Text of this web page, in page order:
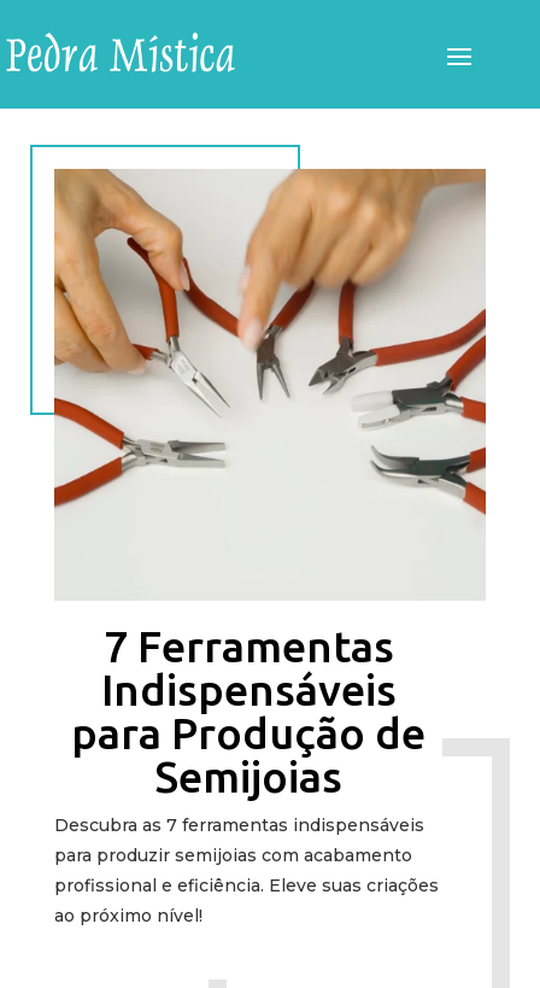
7 Ferramentas
Indispensáveis
para Produção de
Semijoias
Descubra as 7 ferramentas indispensáveis
para produzir semijoias com acabamento
profissional e eficiência. Eleve suas criações
ao próximo nível!